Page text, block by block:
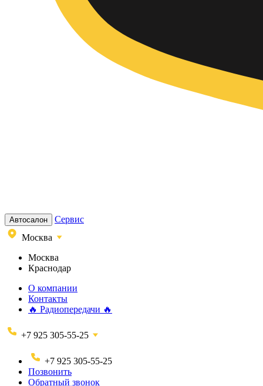
Автосалон
Сервис
Москва
Москва
Краснодар
О компании
Контакты
🔥 Радиопередачи 🔥
+7 925 305-55-25
+7 925 305-55-25
Позвонить
Обратный звонок